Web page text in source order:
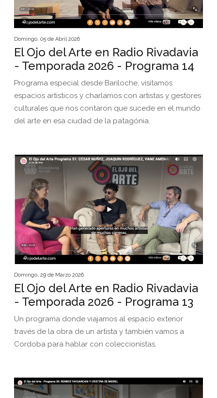
Domingo, 05 de Abril 2026
El Ojo del Arte en Radio Rivadavia
- Temporada 2026 - Programa 14
Programa especial desde Bariloche, visitamos
espacios artisticos y charlamos con artistas y gestores
culturales que nos contaron que sucede en el mundo
del arte en esa ciudad de la patagónia.
Domingo, 29 de Marzo 2026
El Ojo del Arte en Radio Rivadavia
- Temporada 2026 - Programa 13
Un programa donde viajamos al espacio exterior
través de la obra de un artista y también vamos a
Cordoba para hablar con coleccionistas.